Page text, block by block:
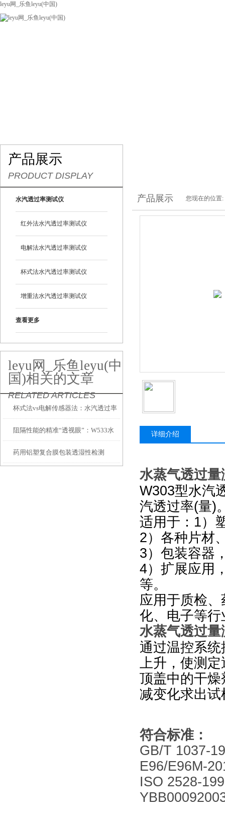
leyu网_乐鱼leyu(中国)
产品展示
PRODUCT DISPLAY
水汽透过率测试仪
红外法水汽透过率测试仪
电解法水汽透过率测试仪
杯式法水汽透过率测试仪
增重法水汽透过率测试仪
查看更多
leyu网_乐鱼leyu(中
国)相关的文章
RELATED ARTICLES
杯式法vs电解传感器法：水汽透过率
测试仪两大技术路线到底怎么选？
阻隔性能的精准“透视眼”：W533水
汽透过率测试仪功能解析
药用铝塑复合膜包装透湿性检测
产品展示 您现在的位置:
详细介绍
水蒸气透过
W303型水汽
汽透过率(量)
适用于：1）
2）各种片材
3）包装容器
4）扩展应用
等。
应用于质检
化、电子等行
水蒸气透过
通过温控系
上升，使测
顶盖中的干
减变化求出
符合标准：
GB/T 1037-
E96/E96M-
ISO 2528-